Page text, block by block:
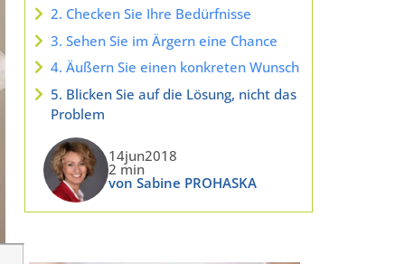
2. Checken Sie Ihre Bedürfnisse
3. Sehen Sie im Ärgern eine Chance
4. Äußern Sie einen konkreten Wunsch
5. Blicken Sie auf die Lösung, nicht das
Problem
14jun2018
2 min
von Sabine PROHASKA